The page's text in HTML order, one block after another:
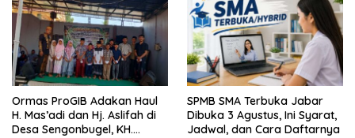
Ormas ProGIB Adakan Haul
H. Mas’adi dan Hj. Aslifah di
Desa Sengonbugel, KH.
SPMB SMA Terbuka Jabar
Dibuka 3 Agustus, Ini Syarat,
Jadwal, dan Cara Daftarnya